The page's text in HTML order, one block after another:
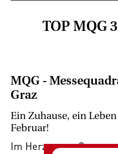
TOP MQG
MQG -
Graz
Ein Zuhause, ein
Februar!
Im Herzen von Graz,